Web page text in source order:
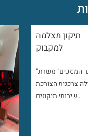
תיקון מצלמה
למקבוק
"אתר המסכים" משרת
צרכנית הצורכת
שירותי תיקונים…